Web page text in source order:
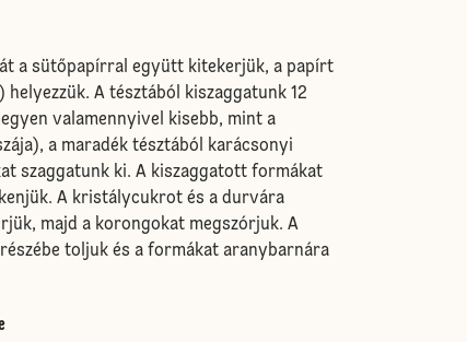
a sütőpapírral együtt kitekerjük, a papírt
A tésztából kiszaggatunk 12
valamennyivel kisebb, mint a
a maradék tésztából karácsonyi
szaggatunk ki. A kiszaggatott formákat
A kristálycukrot és a durvára
majd a korongokat megszórjuk. A
toljuk és a formákat aranybarnára